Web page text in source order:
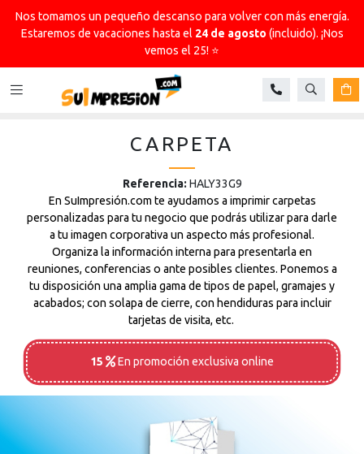
Nos tomamos un pequeño descanso para volver con más energía.
Estaremos de vacaciones hasta el 24 de agosto(incluido). ¡Nos
vemos el 25! ⭐
Buscar
CARPETA
Referencia: HALY33G9
En SuImpresión.com te ayudamos a imprimir carpetas
personalizadas para tu negocio que podrás utilizar para darle
a tu imagen corporativa un aspecto más profesional.
Organiza la información interna para presentarla en
reuniones, conferencias o ante posibles clientes. Ponemos a
tu disposición una amplia gama de tipos de papel, gramajes y
acabados; con solapa de cierre, con hendiduras para incluir
tarjetas de visita, etc.
15 En promoción exclusiva online